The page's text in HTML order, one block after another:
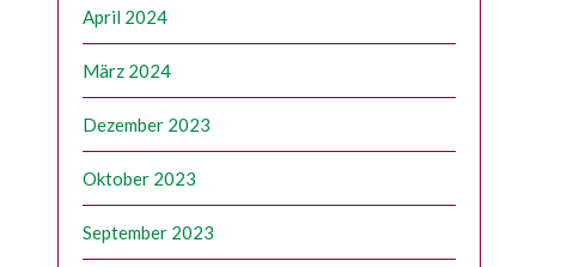
April 2024
März 2024
Dezember 2023
Oktober 2023
September 2023